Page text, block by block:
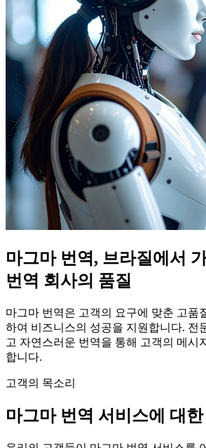
마그마 번역, 브라질에서
번역 회사의 품질
마그마 번역은 고객의 요구에 맞춘 고품
하여 비즈니스의 성공을 지원합니다. 전
고 자연스러운 번역을 통해 고객의 메시
합니다.
고객의 목소리
마그마 번역 서비스에 대